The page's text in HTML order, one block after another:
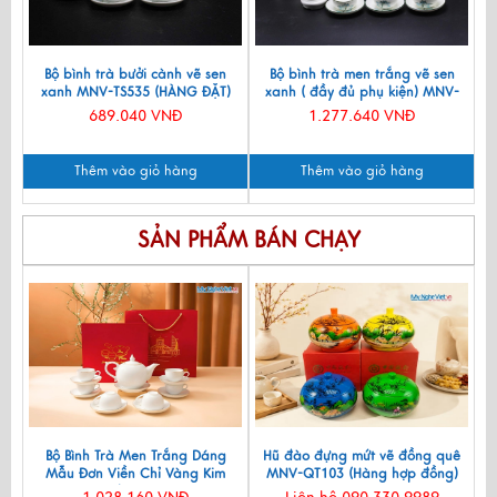
Bộ bình trà bưởi cành vẽ sen
xanh MNV-TS535 (HÀNG ĐẶT)
689.040 VNĐ
Thêm vào giỏ hàng
Bộ bình trà men trắng vẽ sen
xanh ( đầy đủ phụ kiện) MNV-
CBBT01-1
1.277.640 VNĐ
Thêm vào giỏ hàng
SẢN PHẨM BÁN CHẠY
Bộ Bình Trà Men Trắng Dáng
Mẫu Đơn Viền Chỉ Vàng Kim
550ml BT001-7.2
Hũ đào đựng mứt vẽ đồng quê
MNV-QT103 (Hàng hợp đồng)